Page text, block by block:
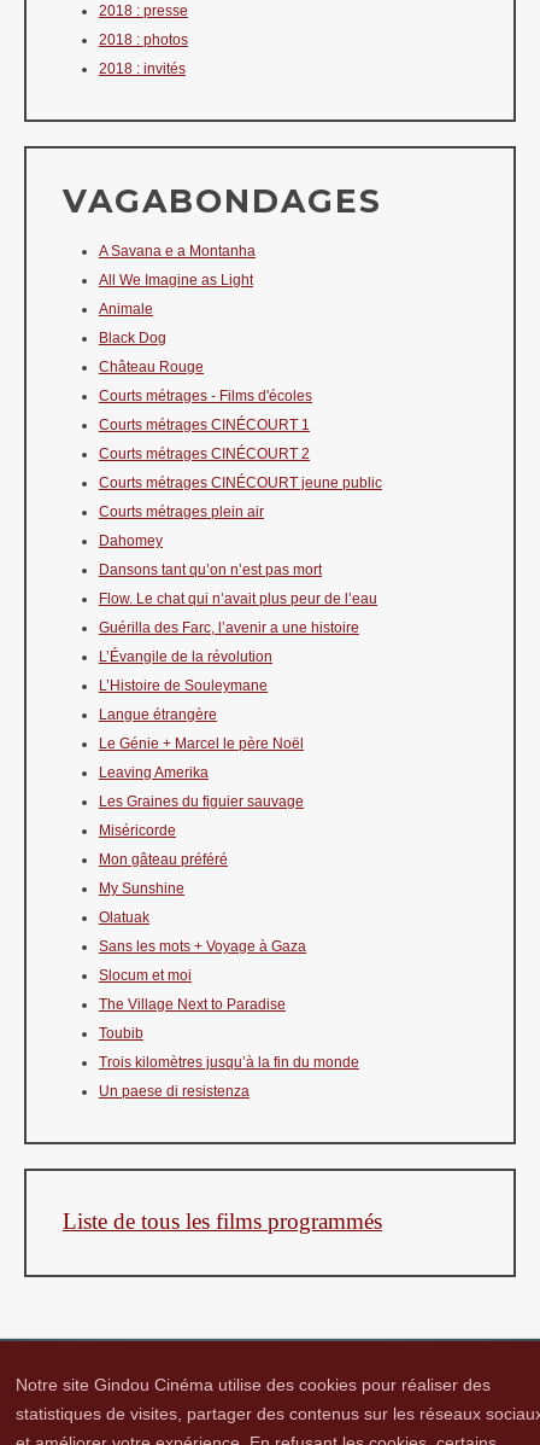
2018 : presse
2018 : photos
2018 : invités
VAGABONDAGES
A Savana e a Montanha
All We Imagine as Light
Animale
Black Dog
Château Rouge
Courts métrages - Films d'écoles
Courts métrages CINÉCOURT 1
Courts métrages CINÉCOURT 2
Courts métrages CINÉCOURT jeune public
Courts métrages plein air
Dahomey
Dansons tant qu’on n’est pas mort
Flow. Le chat qui n’avait plus peur de l’eau
Guérilla des Farc, l’avenir a une histoire
L’Évangile de la révolution
L’Histoire de Souleymane
Langue étrangère
Le Génie + Marcel le père Noël
Leaving Amerika
Les Graines du figuier sauvage
Miséricorde
Mon gâteau préféré
My Sunshine
Olatuak
Sans les mots + Voyage à Gaza
Slocum et moi
The Village Next to Paradise
Toubib
Trois kilomètres jusqu’à la fin du monde
Un paese di resistenza
Liste de tous les films programmés
Notre site Gindou Cinéma utilise des cookies pour réaliser des
statistiques de visites, partager des contenus sur les réseaux